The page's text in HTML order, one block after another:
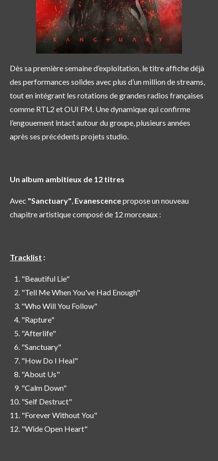
Dès sa première semaine d’exploitation, le titre affiche déjà
des performances solides avec plus d’un million de streams,
tout en intégrant les rotations de grandes radios françaises
comme RTL2 et OUI FM. Une dynamique qui confirme
l’engouement intact autour du groupe, plusieurs années
après ses précédents projets studio.
Un album ambitieux de 12 titres
Avec "Sanctuary", Evanescencepropose un nouveau
chapitre artistique composé de 12 morceaux :
Tracklist :
"Beautiful Lie"
"Tell Me When You've Had Enough"
"Who Will You Follow"
"Rapture"
"Afterlife"
"Sanctuary"
"How Do I Heal"
"About Us"
"Calm Down"
"Self Destruct"
"Forever Without You"
"Wide Open Heart"